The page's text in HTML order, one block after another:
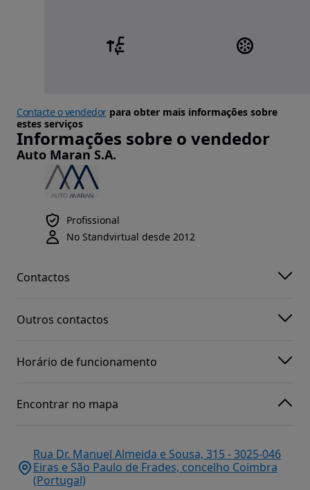
Contacte o vendedorpara obter mais informações sobre
estes serviços
Informações sobre o vendedor
Auto Maran S.A.
Profissional
No Standvirtual desde 2012
Contactos
Outros contactos
Horário de funcionamento
Encontrar no mapa
Rua Dr. Manuel Almeida e Sousa, 315 - 3025-046
Eiras e São Paulo de Frades, concelho Coimbra
(Portugal)